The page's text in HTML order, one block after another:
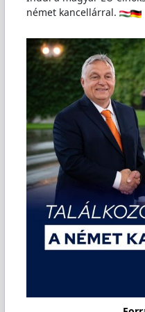
német kancellárral.